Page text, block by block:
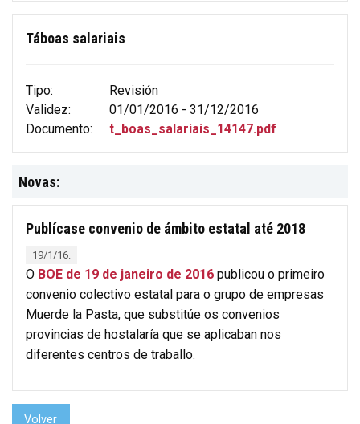
Táboas salariais
Tipo:
Revisión
Validez:
01/01/2016 - 31/12/2016
Documento:
t_boas_salariais_14147.pdf
Novas:
Publícase convenio de ámbito estatal até 2018
19/1/16.
O BOE de 19 de janeiro de 2016 publicou o primeiro
convenio colectivo estatal para o grupo de empresas
Muerde la Pasta, que substitúe os convenios
provincias de hostalaría que se aplicaban nos
diferentes centros de traballo.
Volver